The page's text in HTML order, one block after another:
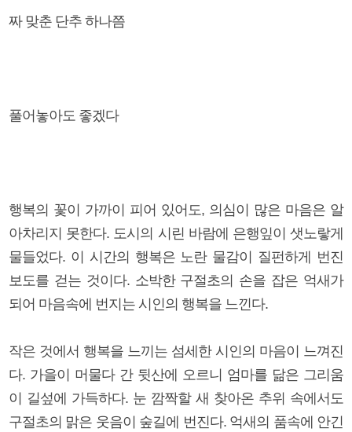
짜 맞춘 단추 하나쯤
풀어놓아도 좋겠다
행복의 꽃이 가까이 피어 있어도, 의심이 많은 마음은 알
아차리지 못한다. 도시의 시린 바람에 은행잎이 샛노랗게
물들었다. 이 시간의 행복은 노란 물감이 질펀하게 번진
보도를 걷는 것이다. 소박한 구절초의 손을 잡은 억새가
되어 마음속에 번지는 시인의 행복을 느낀다.
작은 것에서 행복을 느끼는 섬세한 시인의 마음이 느껴진
다. 가을이 머물다 간 뒷산에 오르니 엄마를 닮은 그리움
이 길섶에 가득하다. 눈 깜짝할 새 찾아온 추위 속에서도
구절초의 맑은 웃음이 숲길에 번진다. 억새의 품속에 안긴